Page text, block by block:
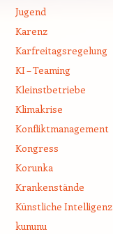
Jugend
Karenz
Karfreitagsregelung
KI – Teaming
Kleinstbetriebe
Klimakrise
Konfliktmanagement
Kongress
Korunka
Krankenstände
Künstliche Intelligenz
kununu